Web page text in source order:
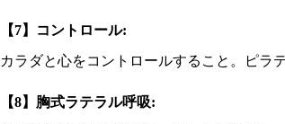
【7】コントロール:
カラダと心をコントロールすること。ピラ
【8】胸式ラテラル呼吸: